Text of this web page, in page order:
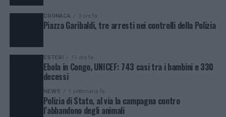
CRONACA 3 ore fa
Piazza Garibaldi, tre arresti nei controlli della Polizia
ESTERI 11 ore fa
Ebola in Congo, UNICEF: 743 casi tra i bambini e 330
decessi
NEWS 1 settimana fa
Polizia di Stato, al via la campagna contro
l’abbandono degli animali